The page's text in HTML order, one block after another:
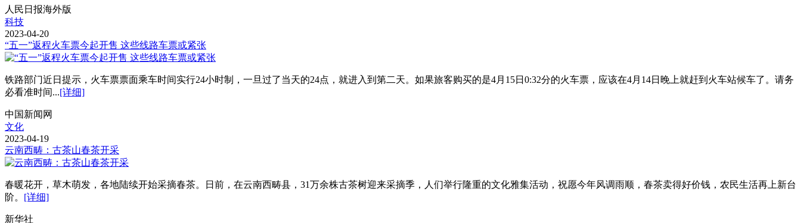
人民日报海外版
科技
2023-04-20
“五一”返程火车票今起开售 这些线路车票或紧张
铁路部门近日提示，火车票票面乘车时间实行24小时制，一旦过了当天的24点，就进入到第二天。如果旅客购买的是4月15日0:32分的火车票，应该在4月14日晚上就赶到火车站候车了。请务
必看准时间...[详细]
中国新闻网
文化
2023-04-19
云南西畴：古茶山春茶开采
春暖花开，草木萌发，各地陆续开始采摘春茶。日前，在云南西畴县，31万余株古茶树迎来采摘季，人们举行隆重的文化雅集活动，祝愿今年风调雨顺，春茶卖得好价钱，农民生活再上新台
阶。 [详细]
新华社